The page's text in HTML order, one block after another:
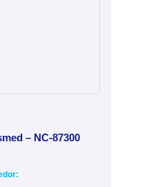
– NC-87300